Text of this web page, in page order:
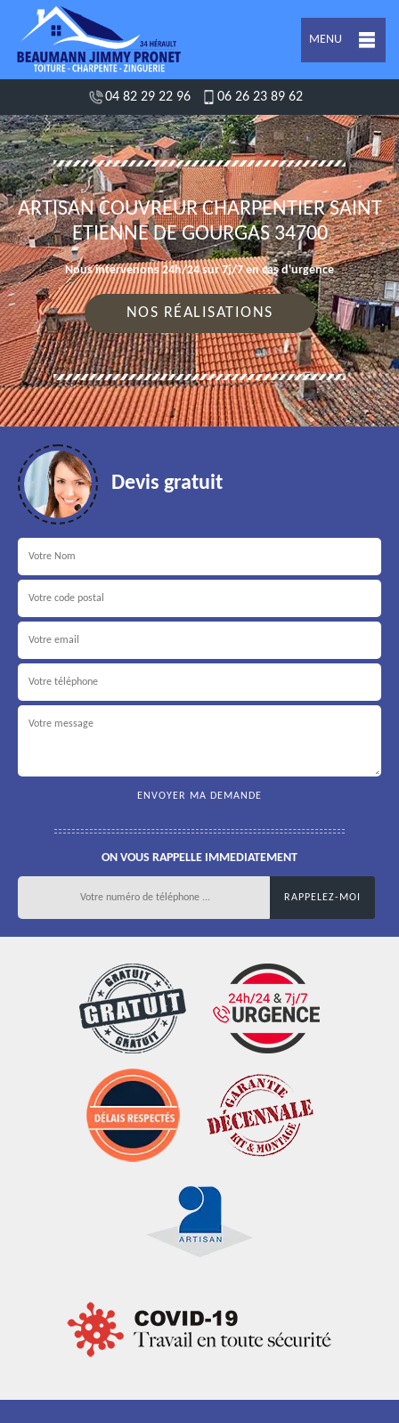
MENU
04 82 29 22 96 06 26 23 89 62
ARTISAN COUVREUR CHARPENTIER SAINT
ETIENNE DE GOURGAS 34700
Nous intervenons 24h/24 sur 7j/7 en cas d'urgence
NOS RÉALISATIONS
Devis gratuit
ON VOUS RAPPELLE IMMEDIATEMENT